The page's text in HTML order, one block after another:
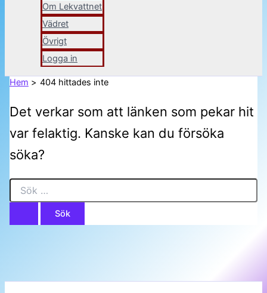
Om Lekvattnet
Vädret
Övrigt
Logga in
Hem 404 hittades inte
Det verkar som att länken som pekar hit
var felaktig. Kanske kan du försöka
söka?
Sök
efter: